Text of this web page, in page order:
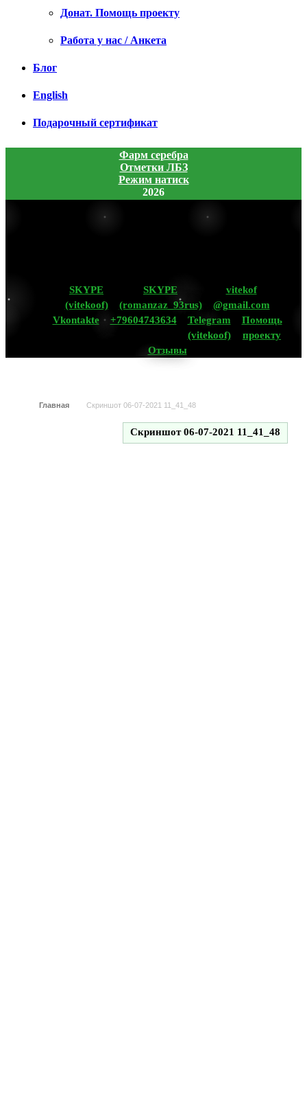
Донат. Помощь проекту
Работа у нас / Анкета
Блог
English
Подарочный сертификат
Фарм серебра
Отметки ЛБЗ
Режим натиск
2026
SKYPE
(vitekoof)
SKYPE
(romanzaz_93rus)
vitekof
@gmail.com
Vkontakte
+79604743634
Telegram
(vitekoof)
Помощь
проекту
Отзывы
Главная Скриншот 06-07-2021 11_41_48
Скриншот 06-07-2021 11_41_48